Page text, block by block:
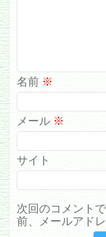
名前 ※
メール ※
サイト
次回のコメント
前、メールアド